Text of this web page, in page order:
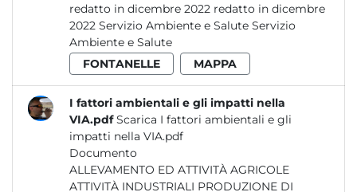
redatto in dicembre 2022 redatto in dicembre
2022 Servizio Ambiente e Salute Servizio
Ambiente e Salute
FONTANELLE
MAPPA
I fattori ambientali e gli impatti nella
VIA.pdf Scarica I fattori ambientali e gli
impatti nella VIA.pdf
Documento
ALLEVAMENTO ED ATTIVITÀ AGRICOLE
ATTIVITÀ INDUSTRIALI PRODUZIONE DI